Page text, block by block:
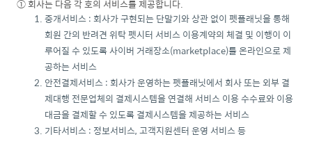
① 회사는 다음 각 호의 서비스를 제공합니다.
중개서비스 : 회사가 구현되는 단말기와 상관 없이 펫플래닛을 통해
회원 간의 반려견 위탁 펫시터 서비스 이용계약의 체결 및 이행이 이
루어질 수 있도록 사이버 거래장소(marketplace)를 온라인으로 제
공하는 서비스
안전결제서비스 : 회사가 운영하는 펫플래닛에서 회사 또는 외부 결
제대행 전문업체의 결제시스템을 연결해 서비스 이용 수수료와 이용
대금을 결제할 수 있도록 결제시스템을 제공하는 서비스
기타서비스 : 정보서비스, 고객지원센터 운영 서비스 등